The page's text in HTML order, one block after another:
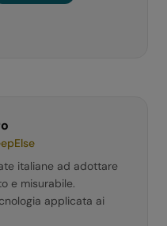
italiane ad adottare
e misurabile.
applicata ai